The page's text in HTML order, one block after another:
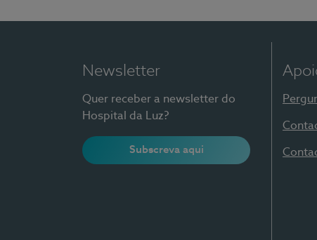
Newsletter
Quer receber a newsletter do
Hospital da Luz?
Subscreva aqui